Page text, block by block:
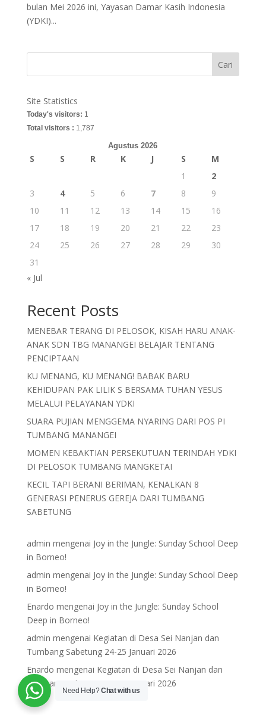
bulan Mei 2026 ini, Yayasan Damar Kasih Indonesia
(YDKI)...
Cari
Site Statistics
Today's visitors: 1
Total visitors : 1,787
Agustus 2026
S S R K J S
M
1
2
3
4 5 6 7 8
9
10
11 12 13 14 15
16
17
18 19 20 21 22
23
24
25 26 27 28 29
30
31
« Jul
Recent Posts
MENEBAR TERANG DI PELOSOK, KISAH HARU ANAK-
ANAK SDN TBG MANANGEI BELAJAR TENTANG
PENCIPTAAN
KU MENANG, KU MENANG! BABAK BARU
KEHIDUPAN PAK LILIK S BERSAMA TUHAN YESUS
MELALUI PELAYANAN YDKI
SUARA PUJIAN MENGGEMA NYARING DARI POS PI
TUMBANG MANANGEI
MOMEN KEBAKTIAN PERSEKUTUAN TERINDAH YDKI
DI PELOSOK TUMBANG MANGKETAI
KECIL TAPI BERANI BERIMAN, KENALKAN 8
GENERASI PENERUS GEREJA DARI TUMBANG
SABETUNG
admin mengenai Joy in the Jungle: Sunday School Deep
in Borneo!
admin mengenai Joy in the Jungle: Sunday School Deep
in Borneo!
Enardo mengenai Joy in the Jungle: Sunday School
Deep in Borneo!
admin mengenai Kegiatan di Desa Sei Nanjan dan
Tumbang Sabetung 24-25 Januari 2026
Enardo mengenai Kegiatan di Desa Sei Nanjan dan
Tumbang Sabetung 24-25 Januari 2026
Need Help?Chat with us